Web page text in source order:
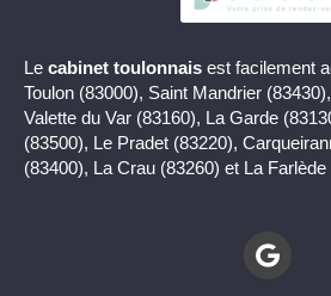
Le cabinet toulonnais est facilement
Toulon (83000), Saint Mandrier
Valette du Var (83160), La Garde
(83500), Le Pradet (83220),
(83400), La Crau (83260) et La Farlède